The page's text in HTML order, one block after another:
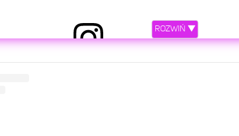
Post udostępniony przez Dan Sur (@dansurig)
ROZWIŃ ▼